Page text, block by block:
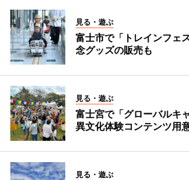
見る・遊ぶ
富士市で「トレインフェ
念グッズの販売も
見る・遊ぶ
富士宮で「グローバルキ
異文化体験コンテンツ用
見る・遊ぶ